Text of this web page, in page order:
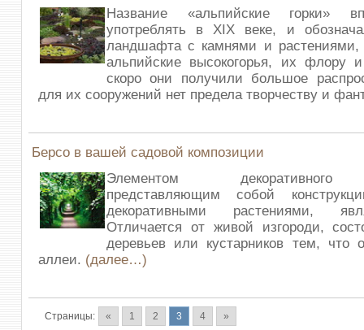
Название «альпийские горки»
употреблять в XIX веке, и
ландшафта с камнями и
альпийские высокогорья, их флору
скоро они получили большое
для их сооружений нет предела творчеству и
Берсо в вашей садовой композиции
Элементом декоративного
представляющим собой
декоративными растениями,
Отличается от живой изгороди,
деревьев или кустарников тем, что
аллеи. (далее…)
Страницы: « 1 2 3 4 »